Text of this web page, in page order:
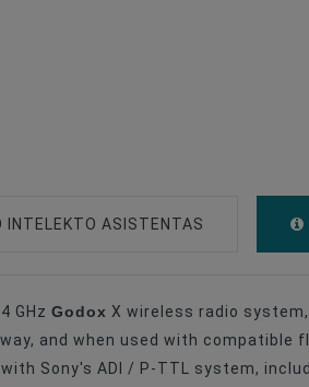
INTELEKTO ASISTENTAS
GHz Godox X wireless radio
and when used with
Sony's ADI / P-TTL system,